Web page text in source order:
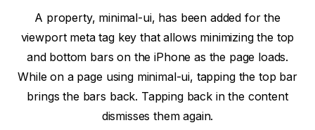
A property, minimal-ui, has been added for the
viewport meta tag key that allows minimizing the top
and bottom bars on the iPhone as the page loads.
While on a page using minimal-ui, tapping the top bar
brings the bars back. Tapping back in the content
dismisses them again.